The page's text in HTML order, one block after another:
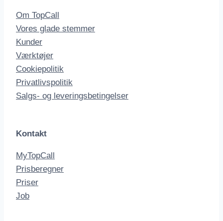
Om TopCall
Vores glade stemmer
Kunder
Værktøjer
Cookiepolitik
Privatlivspolitik
Salgs- og leveringsbetingelser
Kontakt
MyTopCall
Prisberegner
Priser
Job